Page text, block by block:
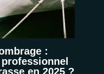
:
en 2025 ?